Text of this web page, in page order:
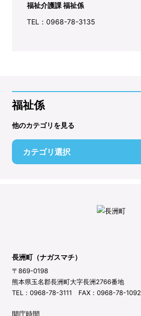
福祉介護課 福祉係
TEL：0968-78-3135
福祉係
他のカテゴリを見る
カテゴリ選択
長洲町（ナガスマチ）
〒869-0198
熊本県玉名郡長洲町大字長洲2766番地
TEL：0968-78-3111 FAX：0968-78-1092
開庁時間